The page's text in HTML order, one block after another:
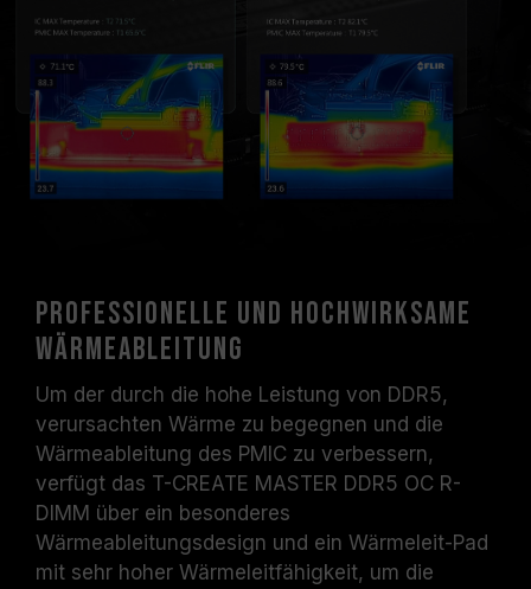
Professionelle und hochwirksame
Wärmeableitung
Um der durch die hohe Leistung von DDR5,
verursachten Wärme zu begegnen und die
Wärmeableitung des PMIC zu verbessern,
verfügt das T-CREATE MASTER DDR5 OC R-
DIMM über ein besonderes
Wärmeableitungsdesign und ein Wärmeleit-Pad
mit sehr hoher Wärmeleitfähigkeit, um die